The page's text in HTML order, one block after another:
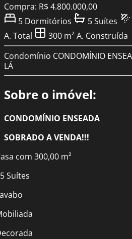
Compra: R$ 4.800.000,00
5 Dormitórios 5Suítes
A. Total
300 m² A. Construída
Condomínio CONDOMÍNIO
LÁ
Sobre o imóvel:
CONDOMÍNIO ENSEADA
SOBRADO A VENDA!!!
com 300,00 m²
Suítes